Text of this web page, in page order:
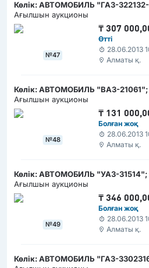
Көлік: АВТОМОБИЛЬ "ГАЗ-322132-
Ағылшын аукционы
№47
₸307
Өтті
28.06.2013
Алматы қ.
Көлік: АВТОМОБИЛЬ "ВАЗ-21061";
Ағылшын аукционы
№48
₸ 131
Болған жоқ
28.06.2013
Алматы қ.
Көлік: АВТОМОБИЛЬ "УАЗ-31514";
Ағылшын аукционы
№49
₸346
Болған жоқ
28.06.2013
Алматы қ.
Көлік: АВТОМОБИЛЬ "ГАЗ-